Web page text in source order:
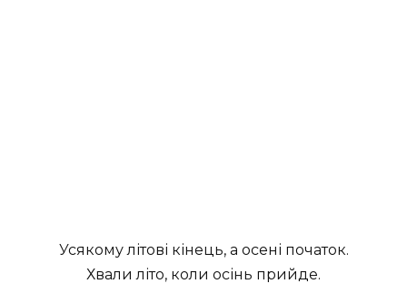
Усякому літові кінець, а осені початок.
Хвали літо, коли осінь прийде.